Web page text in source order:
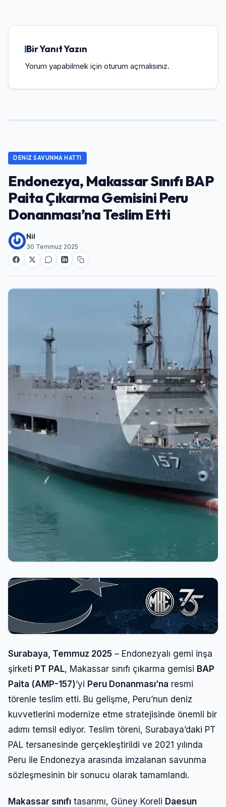
Bir Yanıt Yazın
Yorum yapabilmek için oturum açmalısınız.
DENIZ SAVUNMA HATTI
Endonezya, Makassar Sınıfı BAP
Paita Çıkarma Gemisini Peru
Donanması’na Teslim Etti
Nil
30 Temmuz 2025
Surabaya, Temmuz 2025 – Endonezyalı gemi inşa
şirketi PT PAL, Makassar sınıfı çıkarma gemisi BAP
Paita (AMP-157)’yi Peru Donanması’na resmi
törenle teslim etti. Bu gelişme, Peru’nun deniz
kuvvetlerini modernize etme stratejisinde önemli bir
adımı temsil ediyor. Teslim töreni, Surabaya’daki PT
PAL tersanesinde gerçekleştirildi ve 2021 yılında
Peru ile Endonezya arasında imzalanan savunma
sözleşmesinin bir sonucu olarak tamamlandı.
Makassar sınıfı tasarımı, Güney Koreli Daesun